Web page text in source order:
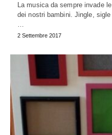
La musica da sempre invade
dei nostri bambini. Jingle,
2 Settembre 2017